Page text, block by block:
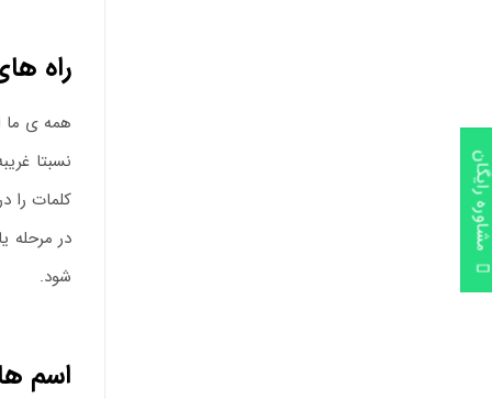
راه
همه ی ما
نسبتا
کلمات را
در مرحله
شود.
اسم